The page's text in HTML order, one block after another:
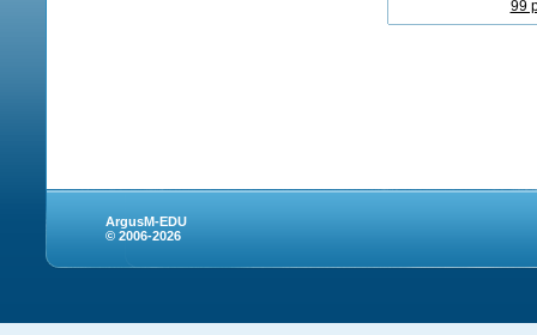
99
ArgusM-EDU
© 2006-2026